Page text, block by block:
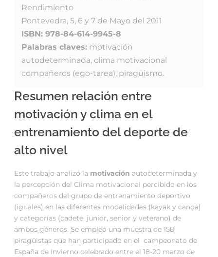
Rendimiento
Pontevedra, 5, 6 y 7 de Mayo del 2011
ISBN: 978-84-614-9945-8
Palabras claves: motivación
autodeterminada, clima motivacional
compañeros (ego-tarea), piragüismo.
Resumen relación entre
motivación y clima en el
entrenamiento del deporte de
alto nivel
Este trabajo analizó la motivación autodeterminada y
la percepción del Clima motivacional percibido en los
compañeros del grupo de entrenamiento deportivo
(iguales) en las diferentes modalidades (kayak y canoa)
y categorías (cadete, junior, senior y veterano) de
ambos géneros. Se empleó una muestra de 158
piragüistas que han participado en el campeonato de
España de Invierno celebrado entre el 18-20 marzo de